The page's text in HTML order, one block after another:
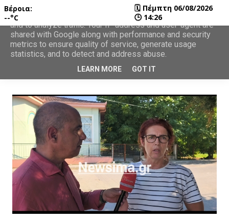
Βέροια:
--°C
🗓 Πέμπτη 06/08/2026
🕒 14:26
This site uses cookies from Google to deliver its services
and to analyze traffic. Your IP address and user-agent are
shared with Google along with performance and security
metrics to ensure quality of service, generate usage
statistics, and to detect and address abuse.
LEARN MORE GOT IT